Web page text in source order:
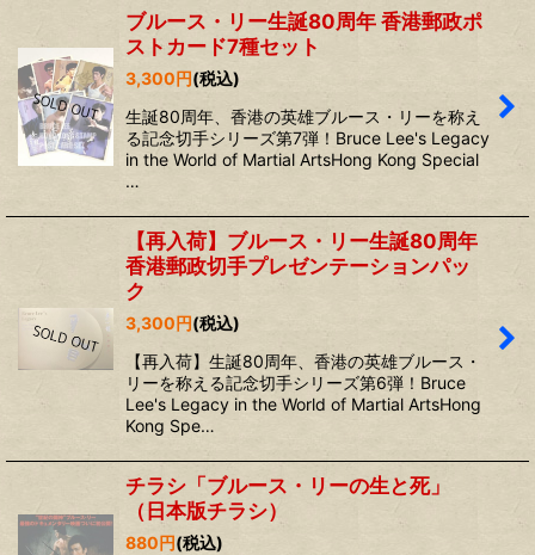
ブルース・リー生誕80周年 香港郵政ポ
ストカード7種セット
3,300円(税込)
生誕80周年、香港の英雄ブルース・リーを称え
る記念切手シリーズ第7弾！Bruce Lee's Legacy
in the World of Martial ArtsHong Kong Special
…
【再入荷】ブルース・リー生誕80周年
香港郵政切手プレゼンテーションパッ
ク
3,300円(税込)
【再入荷】生誕80周年、香港の英雄ブルース・
リーを称える記念切手シリーズ第6弾！Bruce
Lee's Legacy in the World of Martial ArtsHong
Kong Spe…
チラシ「ブルース・リーの生と死」
（日本版チラシ）
880円(税込)